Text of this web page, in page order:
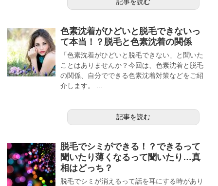
色素沈着がひどいと脱毛できないっ
て本当！？脱毛と色素沈着の関係
「色素沈着がひどいと脱毛できない」と聞いた
ことはありませんか？今回は、色素沈着と脱毛
の関係、自分でできる色素沈着対策などをご紹
介します。 ...
記事を読む
脱毛でシミができる！？できるって
聞いたり薄くなるって聞いたり…真
相はどっち？
脱毛でシミが消えるって話を耳にする時があり